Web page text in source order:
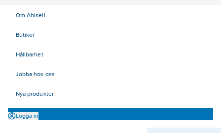
Om Ahlsell
Butiker
Hållbarhet
Jobba hos oss
Nya produkter
Logga in